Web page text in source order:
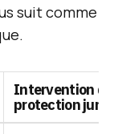
suit comme
Intervention de
protection